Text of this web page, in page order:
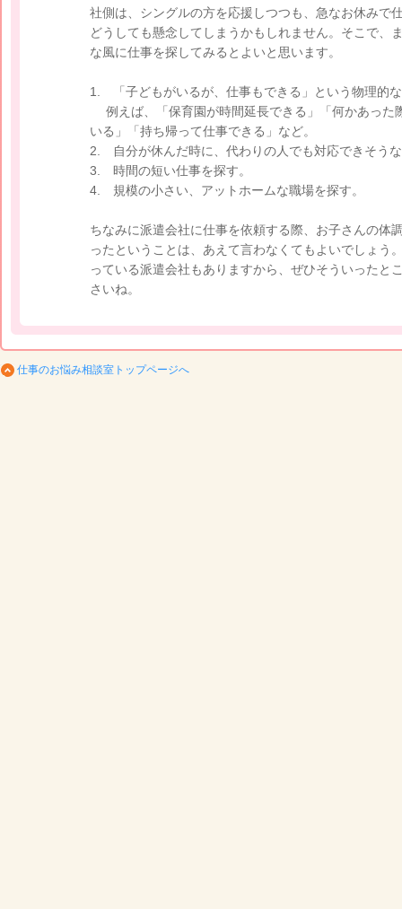
社側は、シングルの方を応援しつつも、急なお休みで
どうしても懸念してしまうかもしれません。そこで、
な風に仕事を探してみるとよいと思います。
1. 「子どもがいるが、仕事もできる」という物理的
例えば、「保育園が時間延長できる」「何かあった
いる」「持ち帰って仕事できる」など。
2. 自分が休んだ時に、代わりの人でも対応できそう
3. 時間の短い仕事を探す。
4. 規模の小さい、アットホームな職場を探す。
ちなみに派遣会社に仕事を依頼する際、お子さんの体
ったということは、あえて言わなくてもよいでしょう
っている派遣会社もありますから、ぜひそういったと
さいね。
仕事のお悩み相談室トップページへ